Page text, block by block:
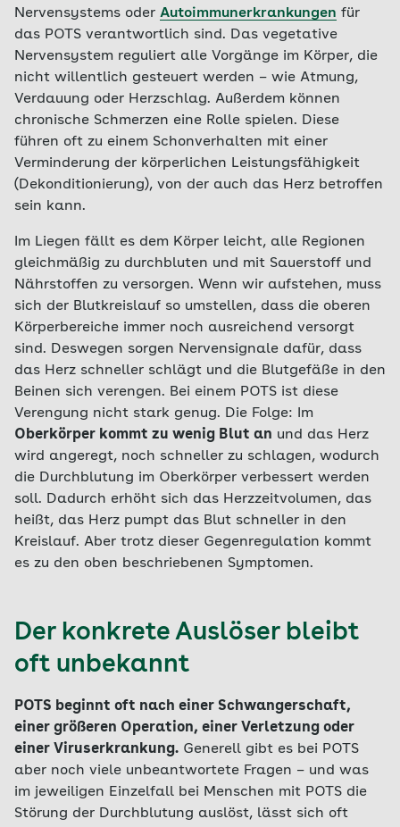
Nervensystems oder Autoimmunerkrankungen für
das POTS verantwortlich sind. Das vegetative
Nervensystem reguliert alle Vorgänge im Körper, die
nicht willentlich gesteuert werden – wie Atmung,
Verdauung oder Herzschlag. Außerdem können
chronische Schmerzen eine Rolle spielen. Diese
führen oft zu einem Schonverhalten mit einer
Verminderung der körperlichen Leistungsfähigkeit
(Dekonditionierung), von der auch das Herz betroffen
sein kann.
Im Liegen fällt es dem Körper leicht, alle Regionen
gleichmäßig zu durchbluten und mit Sauerstoff und
Nährstoffen zu versorgen. Wenn wir aufstehen, muss
sich der Blutkreislauf so umstellen, dass die oberen
Körperbereiche immer noch ausreichend versorgt
sind. Deswegen sorgen Nervensignale dafür, dass
das Herz schneller schlägt und die Blutgefäße in den
Beinen sich verengen. Bei einem POTS ist diese
Verengung nicht stark genug. Die Folge: Im
Oberkörper kommt zu wenig Blut an und das Herz
wird angeregt, noch schneller zu schlagen, wodurch
die Durchblutung im Oberkörper verbessert werden
soll. Dadurch erhöht sich das Herzzeitvolumen, das
heißt, das Herz pumpt das Blut schneller in den
Kreislauf. Aber trotz dieser Gegenregulation kommt
es zu den oben beschriebenen Symptomen.
Der konkrete Auslöser bleibt
oft unbekannt
POTS beginnt oft nach einer Schwangerschaft,
einer größeren Operation, einer Verletzung oder
einer Viruserkrankung. Generell gibt es bei POTS
aber noch viele unbeantwortete Fragen – und was
im jeweiligen Einzelfall bei Menschen mit POTS die
Störung der Durchblutung auslöst, lässt sich oft